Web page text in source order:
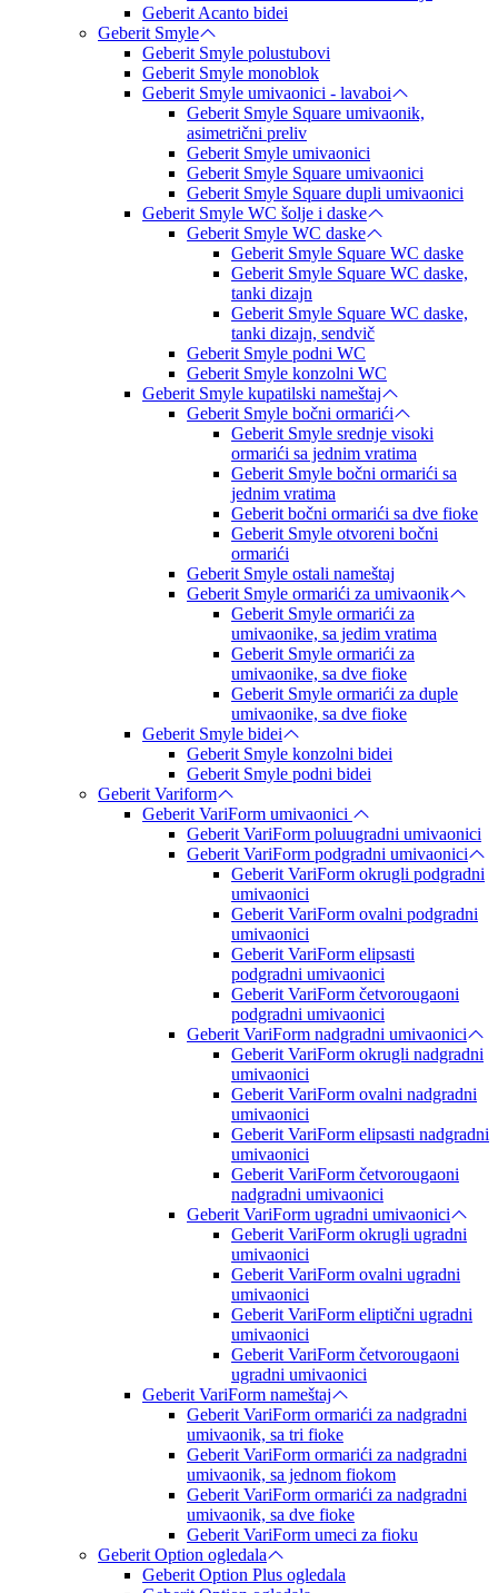
Geberit Acanto bidei
Geberit Smyle
Geberit Smyle polustubovi
Geberit Smyle monoblok
Geberit Smyle umivaonici - lavaboi
Geberit Smyle Square umivaonik,
asimetrični preliv
Geberit Smyle umivaonici
Geberit Smyle Square umivaonici
Geberit Smyle Square dupli umivaonici
Geberit Smyle WC šolje i daske
Geberit Smyle WC daske
Geberit Smyle Square WC daske
Geberit Smyle Square WC daske,
tanki dizajn
Geberit Smyle Square WC daske,
tanki dizajn, sendvič
Geberit Smyle podni WC
Geberit Smyle konzolni WC
Geberit Smyle kupatilski nameštaj
Geberit Smyle bočni ormarići
Geberit Smyle srednje visoki
ormarići sa jednim vratima
Geberit Smyle bočni ormarići sa
jednim vratima
Geberit bočni ormarići sa dve fioke
Geberit Smyle otvoreni bočni
ormarići
Geberit Smyle ostali nameštaj
Geberit Smyle ormarići za umivaonik
Geberit Smyle ormarići za
umivaonike, sa jedim vratima
Geberit Smyle ormarići za
umivaonike, sa dve fioke
Geberit Smyle ormarići za duple
umivaonike, sa dve fioke
Geberit Smyle bidei
Geberit Smyle konzolni bidei
Geberit Smyle podni bidei
Geberit Variform
Geberit VariForm umivaonici
Geberit VariForm poluugradni umivaonici
Geberit VariForm podgradni umivaonici
Geberit VariForm okrugli podgradni
umivaonici
Geberit VariForm ovalni podgradni
umivaonici
Geberit VariForm elipsasti
podgradni umivaonici
Geberit VariForm četvorougaoni
podgradni umivaonici
Geberit VariForm nadgradni umivaonici
Geberit VariForm okrugli nadgradni
umivaonici
Geberit VariForm ovalni nadgradni
umivaonici
Geberit VariForm elipsasti nadgradni
umivaonici
Geberit VariForm četvorougaoni
nadgradni umivaonici
Geberit VariForm ugradni umivaonici
Geberit VariForm okrugli ugradni
umivaonici
Geberit VariForm ovalni ugradni
umivaonici
Geberit VariForm eliptični ugradni
umivaonici
Geberit VariForm četvorougaoni
ugradni umivaonici
Geberit VariForm nameštaj
Geberit VariForm ormarići za nadgradni
umivaonik, sa tri fioke
Geberit VariForm ormarići za nadgradni
umivaonik, sa jednom fiokom
Geberit VariForm ormarići za nadgradni
umivaonik, sa dve fioke
Geberit VariForm umeci za fioku
Geberit Option ogledala
Geberit Option Plus ogledala